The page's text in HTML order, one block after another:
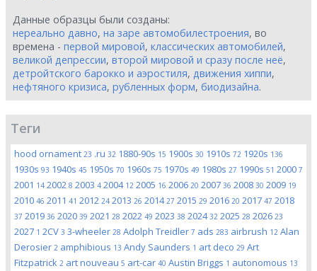
Данные образцы были созданы:
нереально давно, на заре автомобилестроения, во
времена - первой мировой, классических автомобилей,
великой депрессии, второй мировой и сразу после неё,
детройтского барокко и аэростиля, движения хиппи,
нефтяного кризиса, рубленных форм, биодизайна.
Теги
hood ornament 23 .ru 32 1880-90s 15 1900s 30 1910s 72 1920s 136
1930s 93 1940s 45 1950s 70 1960s 75 1970s 49 1980s 27 1990s 51 2000 7
2001 14 2002 8 2003 4 2004 12 2005 16 2006 20 2007 36 2008 30 2009 19
2010 46 2011 41 2012 24 2013 26 201427 2015 29 2016 20 2017 47 2018
37 2019 36 2020 39 2021 28 2022 49 2023 38 202432 2025 28 2026 23
2027 1 2CV 3 3-wheeler 28 Adolph Treidler 7 ads 283 airbrush 12 Alan
Derosier 2 amphibious 13 Andy Saunders 1 art deco 29 Art
Fitzpatrick 2 art nouveau 5 art-car 40 Austin Briggs 1 autonomous 13